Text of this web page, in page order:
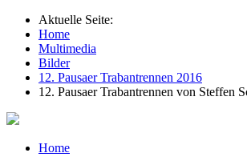
Aktuelle Seite:
Home
Multimedia
Bilder
12. Pausaer Trabantrennen 2016
12. Pausaer Trabantrennen von Steffen
Home